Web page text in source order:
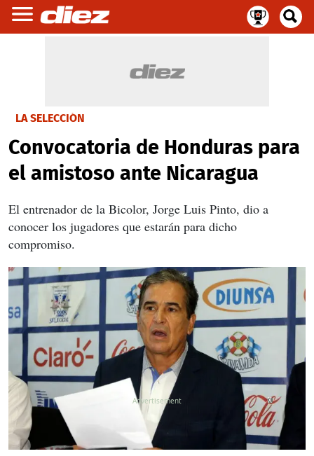
LA SELECCIÓN
Convocatoria de Honduras para
el amistoso ante Nicaragua
El entrenador de la Bicolor, Jorge Luis Pinto, dio a
conocer los jugadores que estarán para dicho
compromiso.
X